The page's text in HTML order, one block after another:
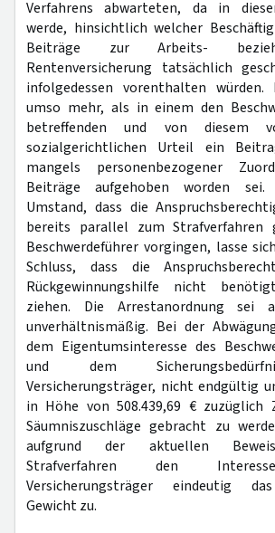
Verfahrens abwarteten, da in
werde, hinsichtlich welcher
Beiträge zur Arbeits-
Rentenversicherung tatsächlich
infolgedessen vorenthalten würden.
umso mehr, als in einem den
betreffenden und von diesem
sozialgerichtlichen Urteil ein
mangels personenbezogener
Beiträge aufgehoben worden
Umstand, dass die
bereits parallel zum Strafverfahren
Beschwerdeführer vorgingen, lasse
Schluss, dass die
Rückgewinnungshilfe nicht
ziehen. Die Arrestanordnung sei
unverhältnismäßig. Bei der
dem Eigentumsinteresse des
und dem
Versicherungsträger, nicht endgültig
in Höhe von 508.439,69 € zuzüglich
Säumniszuschläge gebracht zu
aufgrund der aktuellen
Strafverfahren den
Versicherungsträger eindeutig
Gewicht zu.